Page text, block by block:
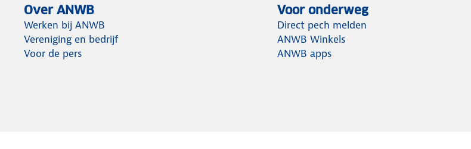
Over ANWB
Werken bij ANWB
Vereniging en bedrijf
Voor de pers
Voor onderweg
Direct pech melden
ANWB Winkels
ANWB apps